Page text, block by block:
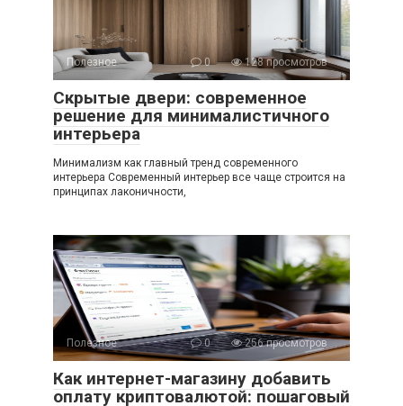
Полезное 0 128 просмотров
Скрытые двери: современное
решение для минималистичного
интерьера
Минимализм как главный тренд современного
интерьера Современный интерьер все чаще строится на
принципах лаконичности,
Полезное 0 256 просмотров
Как интернет-магазину добавить
оплату криптовалютой: пошаговый